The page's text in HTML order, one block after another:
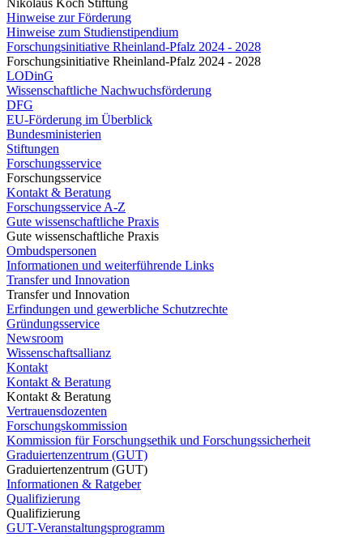
Nikolaus Koch Stiftung
Hinweise zur Förderung
Hinweise zum Studienstipendium
Forschungsinitiative Rheinland-Pfalz 2024 - 2028
Forschungsinitiative Rheinland-Pfalz 2024 - 2028
LODinG
Wissenschaftliche Nachwuchsförderung
DFG
EU-Förderung im Überblick
Bundesministerien
Stiftungen
Forschungsservice
Forschungsservice
Kontakt & Beratung
Forschungsservice A-Z
Gute wissenschaftliche Praxis
Gute wissenschaftliche Praxis
Ombudspersonen
Informationen und weiterführende Links
Transfer und Innovation
Transfer und Innovation
Erfindungen und gewerbliche Schutzrechte
Gründungsservice
Newsroom
Wissenschaftsallianz
Kontakt
Kontakt & Beratung
Kontakt & Beratung
Vertrauensdozenten
Forschungskommission
Kommission für Forschungsethik und Forschungssicherheit
Graduiertenzentrum (GUT)
Graduiertenzentrum (GUT)
Informationen & Ratgeber
Qualifizierung
Qualifizierung
GUT-Veranstaltungsprogramm